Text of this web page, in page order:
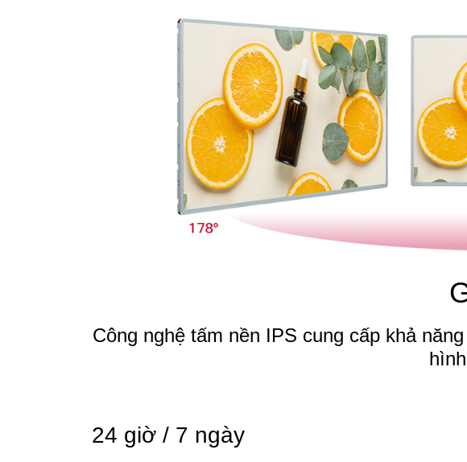
Công nghệ tấm nền IPS cung cấp khả
24 giờ / 7 ngày